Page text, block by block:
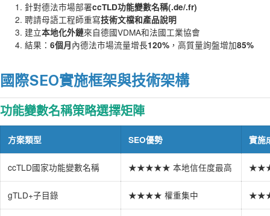
針對德法市場部署ccTLD功能變數名稱(.de/.fr)
聘請母語工程師重寫技術文檔和產品說明
建立本地化外鏈來自德國VDMA和法國工業協會
結果：6個月內德法市場流量增長120% ，高質量詢盤增加85%
國際SEO實施框架與技術架構
功能變數名稱策略選擇矩陣
方案類型 SEO優勢 實施
ccTLD國家功能變數名稱 ★★★★★ 本地信任度最高
gTLD+子目錄 ★★★★ 權重集中 ★★★